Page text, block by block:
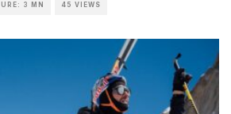
3 MN 45 VIEWS